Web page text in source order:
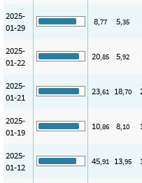
2025-
01-29
8,77 5,35
2025-
01-22
20,85 5,92
2025-
01-21
23,61 18,70
2025-
01-19
10,86 8,10
2025-
01-12
45,91 13,95